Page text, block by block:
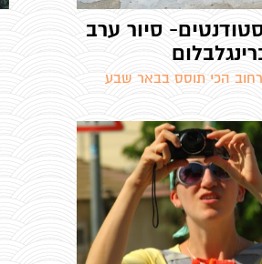
סיור ערב
הכי תוסס בבאר שבע